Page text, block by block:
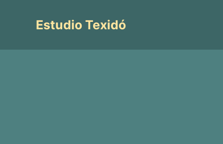
contenidoEstudio Texidó